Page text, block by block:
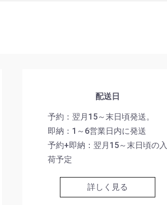
配送日
予約：翌月15～末日頃発送。
即納：1～6営業日内に発送
予約+即納：翌月15～末日頃の入
荷予定
詳しく見る